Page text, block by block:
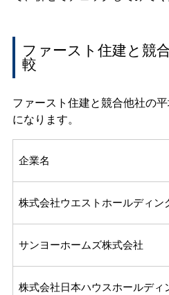
ファースト住建と競
較
ファースト住建と競合他社の
になります。
企業名
株式会社ウエストホールディン
サンヨーホームズ株式会社
株式会社日本ハウスホールディ